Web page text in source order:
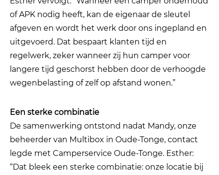
of APK nodig heeft, kan de eigenaar de sleutel
afgeven en wordt het werk door ons ingepland en
uitgevoerd. Dat bespaart klanten tijd en
regelwerk, zeker wanneer zij hun camper voor
langere tijd geschorst hebben door de verhoogde
wegenbelasting of zelf op afstand wonen.”
Een sterke combinatie
De samenwerking ontstond nadat Mandy, onze
beheerder van Multibox in Oude-Tonge, contact
legde met Camperservice Oude-Tonge. Esther:
“Dat bleek een sterke combinatie: onze locatie bij